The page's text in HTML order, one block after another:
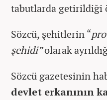
tabutlarda getirildiği
Sözcü, şehitlerin “
şehidi”olarak
Sözcü gazetesinin
devlet erkanının